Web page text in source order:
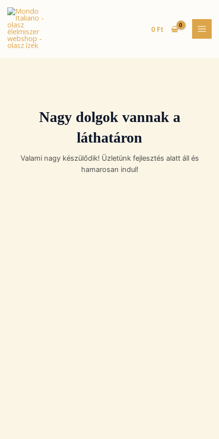
Skip
content
0 Ft
Nagy dolgok vannak a
láthatáron
Valami nagy készülődik! Üzletünk fejlesztés alatt áll és
hamarosan indul!